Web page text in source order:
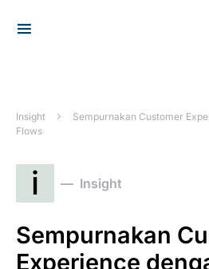
Insight
Sempurnakan Customer
Flows
i Insight
Sempurnakan
Experience